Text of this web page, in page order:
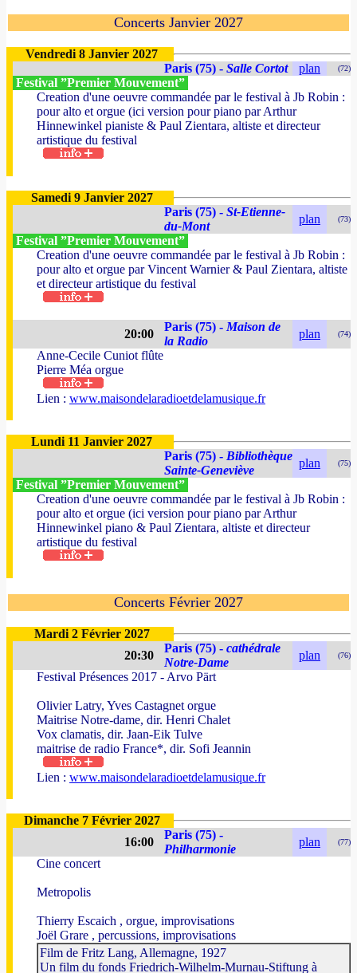
Concerts Janvier 2027
Vendredi 8 Janvier 2027
Paris (75) - Salle Cortot plan (72)
Festival ”Premier Mouvement”
Creation d'une oeuvre commandée par le festival à Jb Robin :
pour alto et orgue (ici version pour piano par Arthur
Hinnewinkel pianiste & Paul Zientara, altiste et directeur
artistique du festival
Samedi 9 Janvier 2027
Paris (75) - St-Etienne-
du-Mont
plan (73)
Festival ”Premier Mouvement”
Creation d'une oeuvre commandée par le festival à Jb Robin :
pour alto et orgue par Vincent Warnier & Paul Zientara, altiste
et directeur artistique du festival
20:00
Paris (75) - Maison de
la Radio
plan (74)
Anne-Cecile Cuniot flûte
Pierre Méa orgue
Lien : www.maisondelaradioetdelamusique.fr
Lundi 11 Janvier 2027
Paris (75) - Bibliothèque
Sainte-Geneviève
plan (75)
Festival ”Premier Mouvement”
Creation d'une oeuvre commandée par le festival à Jb Robin :
pour alto et orgue (ici version pour piano par Arthur
Hinnewinkel piano & Paul Zientara, altiste et directeur
artistique du festival
Concerts Février 2027
Mardi 2 Février 2027
20:30
Paris (75) - cathédrale
Notre-Dame
plan (76)
Festival Présences 2017 - Arvo Pärt
Olivier Latry, Yves Castagnet orgue
Maitrise Notre-dame, dir. Henri Chalet
Vox clamatis, dir. Jaan-Eik Tulve
maitrise de radio France*, dir. Sofi Jeannin
Lien : www.maisondelaradioetdelamusique.fr
Dimanche 7 Février 2027
16:00
Paris (75) -
Philharmonie
plan (77)
Cine concert
Metropolis
Thierry Escaich , orgue, improvisations
Joël Grare , percussions, improvisations
Film de Fritz Lang, Allemagne, 1927
Un film du fonds Friedrich-Wilhelm-Murnau-Stiftung à